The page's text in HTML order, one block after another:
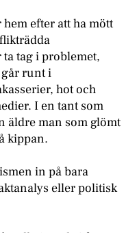
efter att ha mött
tag i problemet,
runt i
hot och
I en tant som
äldre man som glömt
kippan.
in på bara
eller politisk